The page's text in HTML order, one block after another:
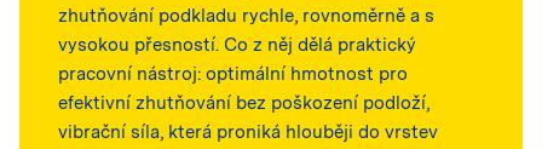
zhutňování podkladu rychle, rovnoměrně a s
vysokou přesností. Co z něj dělá praktický
pracovní nástroj: optimální hmotnost pro
efektivní zhutňování bez poškození podloží,
vibrační síla, která proniká hlouběji do vrstev